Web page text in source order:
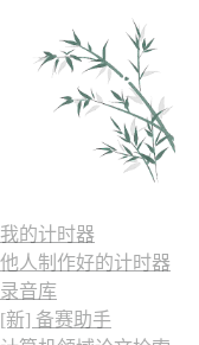
我的计时器
他人制作好的计时器
录音库
[新] 备赛助手